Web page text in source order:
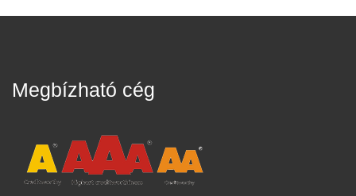
Megbízható cég